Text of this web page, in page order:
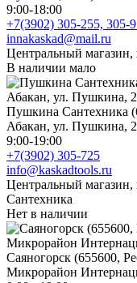
9:00-18:00
+7(3902) 305-255, 305-
innakaskad@mail.ru
Центральный магазин,
В наличии мало
Пушкина Сантехника
Абакан, ул. Пушкина,
9:00-19:00
+7(3902) 305-725
info@kaskadtools.ru
Центральный магазин,
Сантехника
Нет в наличии
Саяногорск (655600,
Микрорайон